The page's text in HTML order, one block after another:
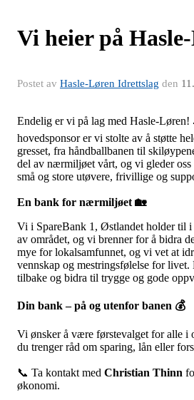
Vi heier på
Postet av Hasle-Løren Idrettslag den
Endelig er vi på lag med Hasle-
hovedsponsor er vi stolte av å støtte
gresset, fra håndballbanen til
del av nærmiljøet vårt, og vi gleder
små og store utøvere, frivillige og
En bank for nærmiljøet 🏡
Vi i SpareBank 1, Østlandet holder til
av området, og vi brenner for å bidra
mye for lokalsamfunnet, og vi vet at
vennskap og mestringsfølelse for
tilbake og bidra til trygge og gode
Din bank – på og utenfor banen 💰
Vi ønsker å være førstevalget for alle i
du trenger råd om sparing, lån eller
📞 Ta kontakt med Christian Thinn
økonomi.